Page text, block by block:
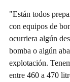
"Están todos
con equipos de
ocurriera algún
bomba o algún
explotación.
entre 460 a 470